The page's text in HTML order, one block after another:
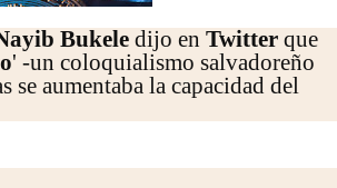
Bukele dijo en Twitter que
' -un coloquialismo salvadoreño
se aumentaba la capacidad del